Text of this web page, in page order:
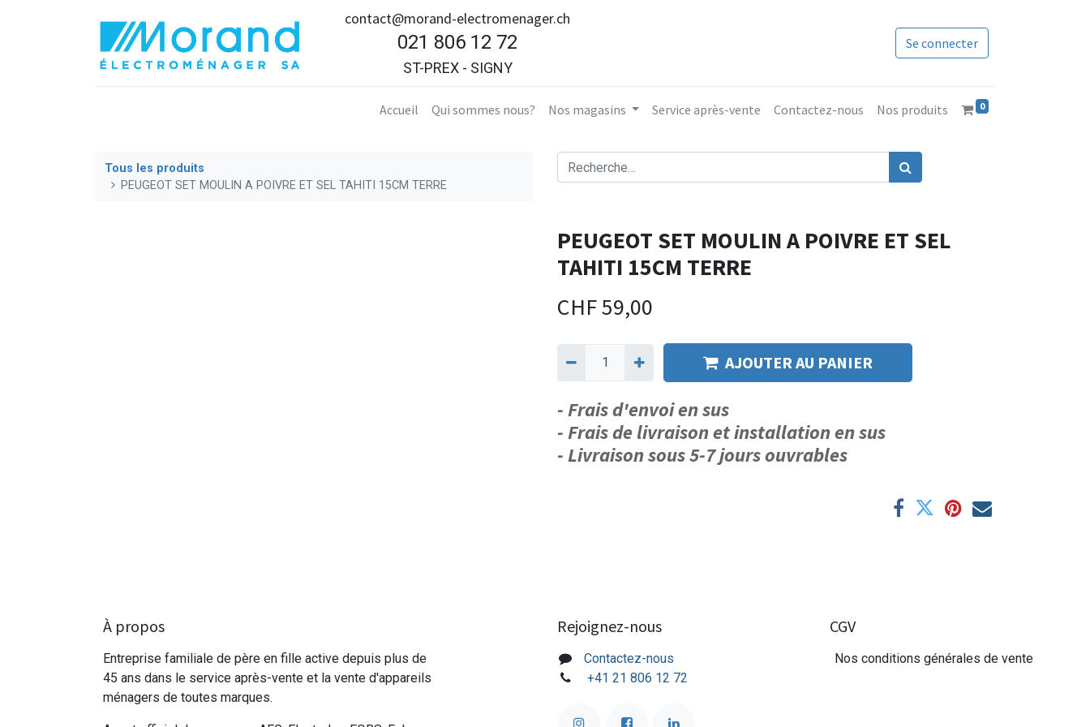
contact@morand-electromenager.ch
021 806 12 72
ST-PREX - SIGNY
Se connecter
Accueil​ Qui sommes nous? Nos magasins Service après-vente Contactez-nous Nos produits 0
Tous les produits
PEUGEOT SET MOULIN A POIVRE ET SEL TAHITI 15CM TERRE
PEUGEOT SET MOULIN A POIVRE ET SEL
TAHITI 15CM TERRE
CHF59,00
AJOUTER AU PANIER
- Frais d'envoi en sus
- Frais de livraison et installation en sus
- Livraison sous 5-7 jours ouvrables
À propos
Entreprise familiale de père en fille active depuis plus de
45 ans dans le service après-vente et la vente d'appareils
ménagers de toutes marques.
Rejoignez-nous
Contactez-nous
+41 21 806 12 72
CGV
Nos conditions générales de vente